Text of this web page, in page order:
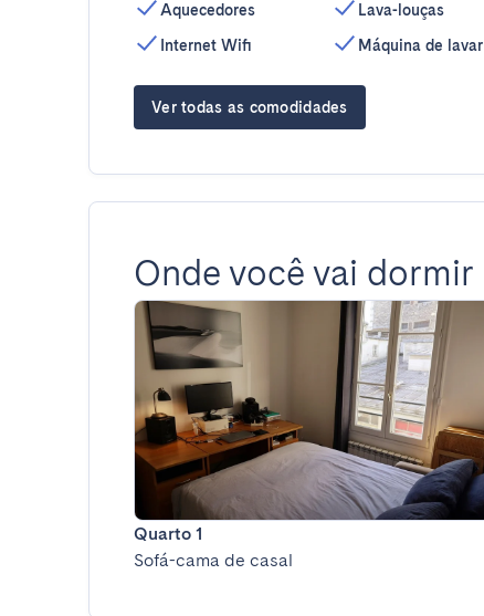
Aquecedores
Internet Wifi
Lava-louças
Máquina de lavar
Ver todas as comodidades
Onde você vai dormir
Quarto 1
Sofá-cama de casal